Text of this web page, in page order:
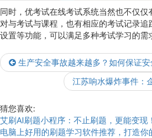
同时，优考试在线考试系统当然也不仅
对与考试与课程，也有相应的考试记录
设置等功能，可以满足多种考试学习的需
生产安全事故越来越多？如何保证安
江苏响水爆炸事件：
猜您喜欢:
艾刷AI刷题小程序：不止刷题，更能变现！
电脑上好用的刷题学习软件推荐，打造你